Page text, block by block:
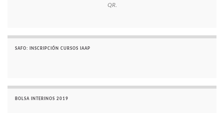
QR.
SAFO: INSCRIPCIÓN CURSOS IAAP
BOLSA INTERINOS 2019